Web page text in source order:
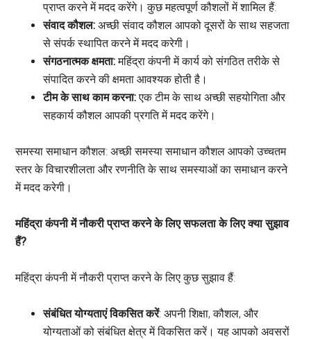
प्राप्त करने में मदद करेंगे। कुछ महत्वपूर्ण कौशलों में शामिल हैं:
संवाद कौशल: अच्छी संवाद कौशल आपको दूसरों के साथ सहजता
से संपर्क स्थापित करने में मदद करेगी।
संगठनात्मक क्षमता:महिंद्रा कंपनी में कार्य को संगठित तरीके से
संपादित करने की क्षमता आवश्यक होती है।
टीम के साथ काम करना:एक टीम के साथ अच्छी सहयोगिता और
सहकार्य कौशल आपकी प्रगति में मदद करेंगे।
समस्या समाधान कौशल: अच्छी समस्या समाधान कौशल आपको उच्चतम
स्तर के विचारशीलता और रणनीति के साथ समस्याओं का समाधान करने
में मदद करेगी।
महिंद्रा कंपनी में नौकरी प्राप्त करने के लिए सफलता के लिए क्या सुझाव
हैं?
महिंद्रा कंपनी में नौकरी प्राप्त करने के लिए कुछ सुझाव हैं:
संबंधित योग्यताएं विकसित करें: अपनी शिक्षा, कौशल, और
योग्यताओं को संबंधित क्षेत्र में विकसित करें। यह आपको अवसरों